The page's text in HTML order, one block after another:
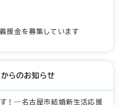
援金を募集しています
らのお知らせ
！―名古屋市結婚新生活応援